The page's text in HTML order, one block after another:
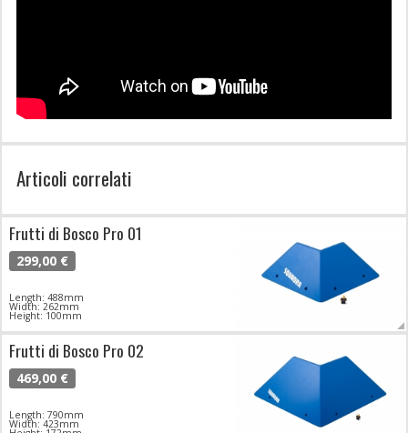
Articoli correlati
Frutti di Bosco Pro 01
299,00 €
Length: 488mm
Width: 262mm
Height: 100mm
Frutti di Bosco Pro 02
469,00 €
Length: 790mm
Width: 423mm